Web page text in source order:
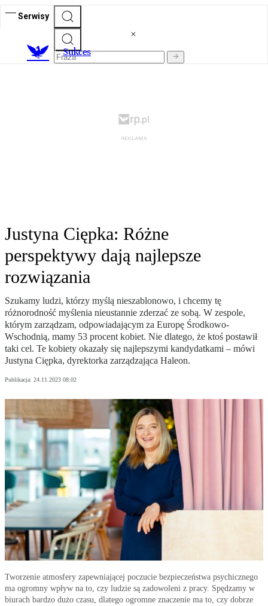
Serwisy
Sukces
Justyna Ciępka: Różne
perspektywy dają najlepsze
rozwiązania
Szukamy ludzi, którzy myślą nieszablonowo, i chcemy tę
różnorodność myślenia nieustannie zderzać ze sobą. W zespole,
którym zarządzam, odpowiadającym za Europę Środkowo-
Wschodnią, mamy 53 procent kobiet. Nie dlatego, że ktoś postawił
taki cel. Te kobiety okazały się najlepszymi kandydatkami – mówi
Justyna Ciępka, dyrektorka zarządzająca Haleon.
Publikacja: 24.11.2023 08:02
Tworzenie atmosfery zapewniającej poczucie bezpieczeństwa psychicznego
ma ogromny wpływ na to, czy ludzie są zadowoleni z pracy. Spędzamy w
biurach bardzo dużo czasu, dlatego ogromne znaczenie ma to, czy dobrze